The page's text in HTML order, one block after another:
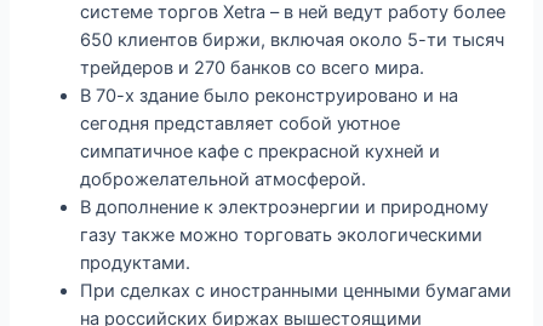
системе торгов Xetra – в ней ведут работу более
650 клиентов биржи, включая около 5-ти тысяч
трейдеров и 270 банков со всего мира.
В 70-х здание было реконструировано и на
сегодня представляет собой уютное
симпатичное кафе с прекрасной кухней и
доброжелательной атмосферой.
В дополнение к электроэнергии и природному
газу также можно торговать экологическими
продуктами.
При сделках с иностранными ценными бумагами
на российских биржах вышестоящими